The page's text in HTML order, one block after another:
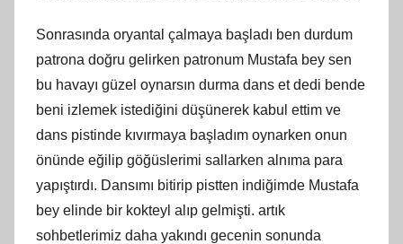
Sonrasında oryantal çalmaya başladı ben durdum
patrona doğru gelirken patronum Mustafa bey sen
bu havayı güzel oynarsın durma dans et dedi bende
beni izlemek istediğini düşünerek kabul ettim ve
dans pistinde kıvırmaya başladım oynarken onun
önünde eğilip göğüslerimi sallarken alnıma para
yapıştırdı. Dansımı bitirip pistten indiğimde Mustafa
bey elinde bir kokteyl alıp gelmişti. artık
sohbetlerimiz daha yakındı gecenin sonunda